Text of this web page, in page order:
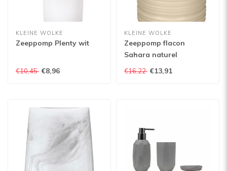
KLEINE WOLKE
Zeeppomp Plenty wit
€10,45 €8,96
KLEINE WOLKE
Zeeppomp flacon
Sahara naturel
€16,22 €13,91